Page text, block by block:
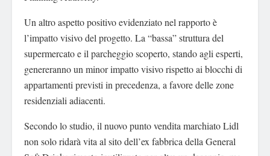
Un altro aspetto positivo evidenziato nel rapporto è
l’impatto visivo del progetto. La “bassa” struttura del
supermercato e il parcheggio scoperto, stando agli esperti,
genereranno un minor impatto visivo rispetto ai blocchi di
appartamenti previsti in precedenza, a favore delle zone
residenziali adiacenti.
Secondo lo studio, il nuovo punto vendita marchiato Lidl
non solo ridarà vita al sito dell’ex fabbrica della General